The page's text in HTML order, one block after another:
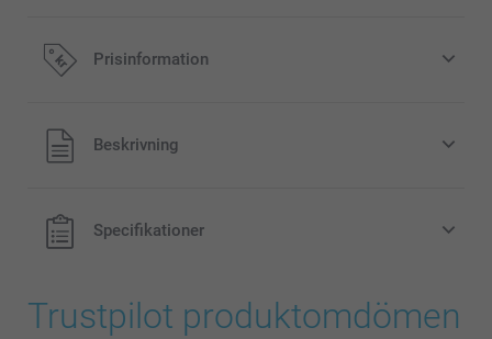
Färg Effekt
Sepia
Prisinformation
Alla priser är i svenska kronor (SEK), inklusive moms och
exklusive porto.
Beskrivning
Specifikationer
Trustpilot produktomdömen